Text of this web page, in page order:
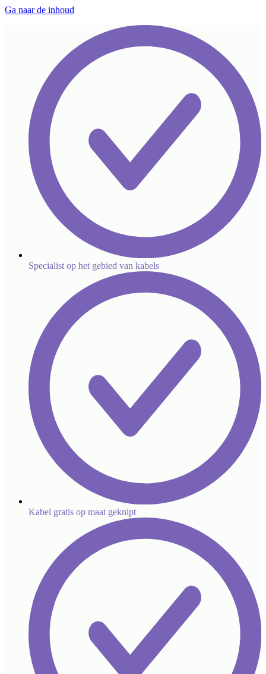
Ga naar de inhoud
Specialist op het gebied van kabels
Kabel gratis op maat geknipt